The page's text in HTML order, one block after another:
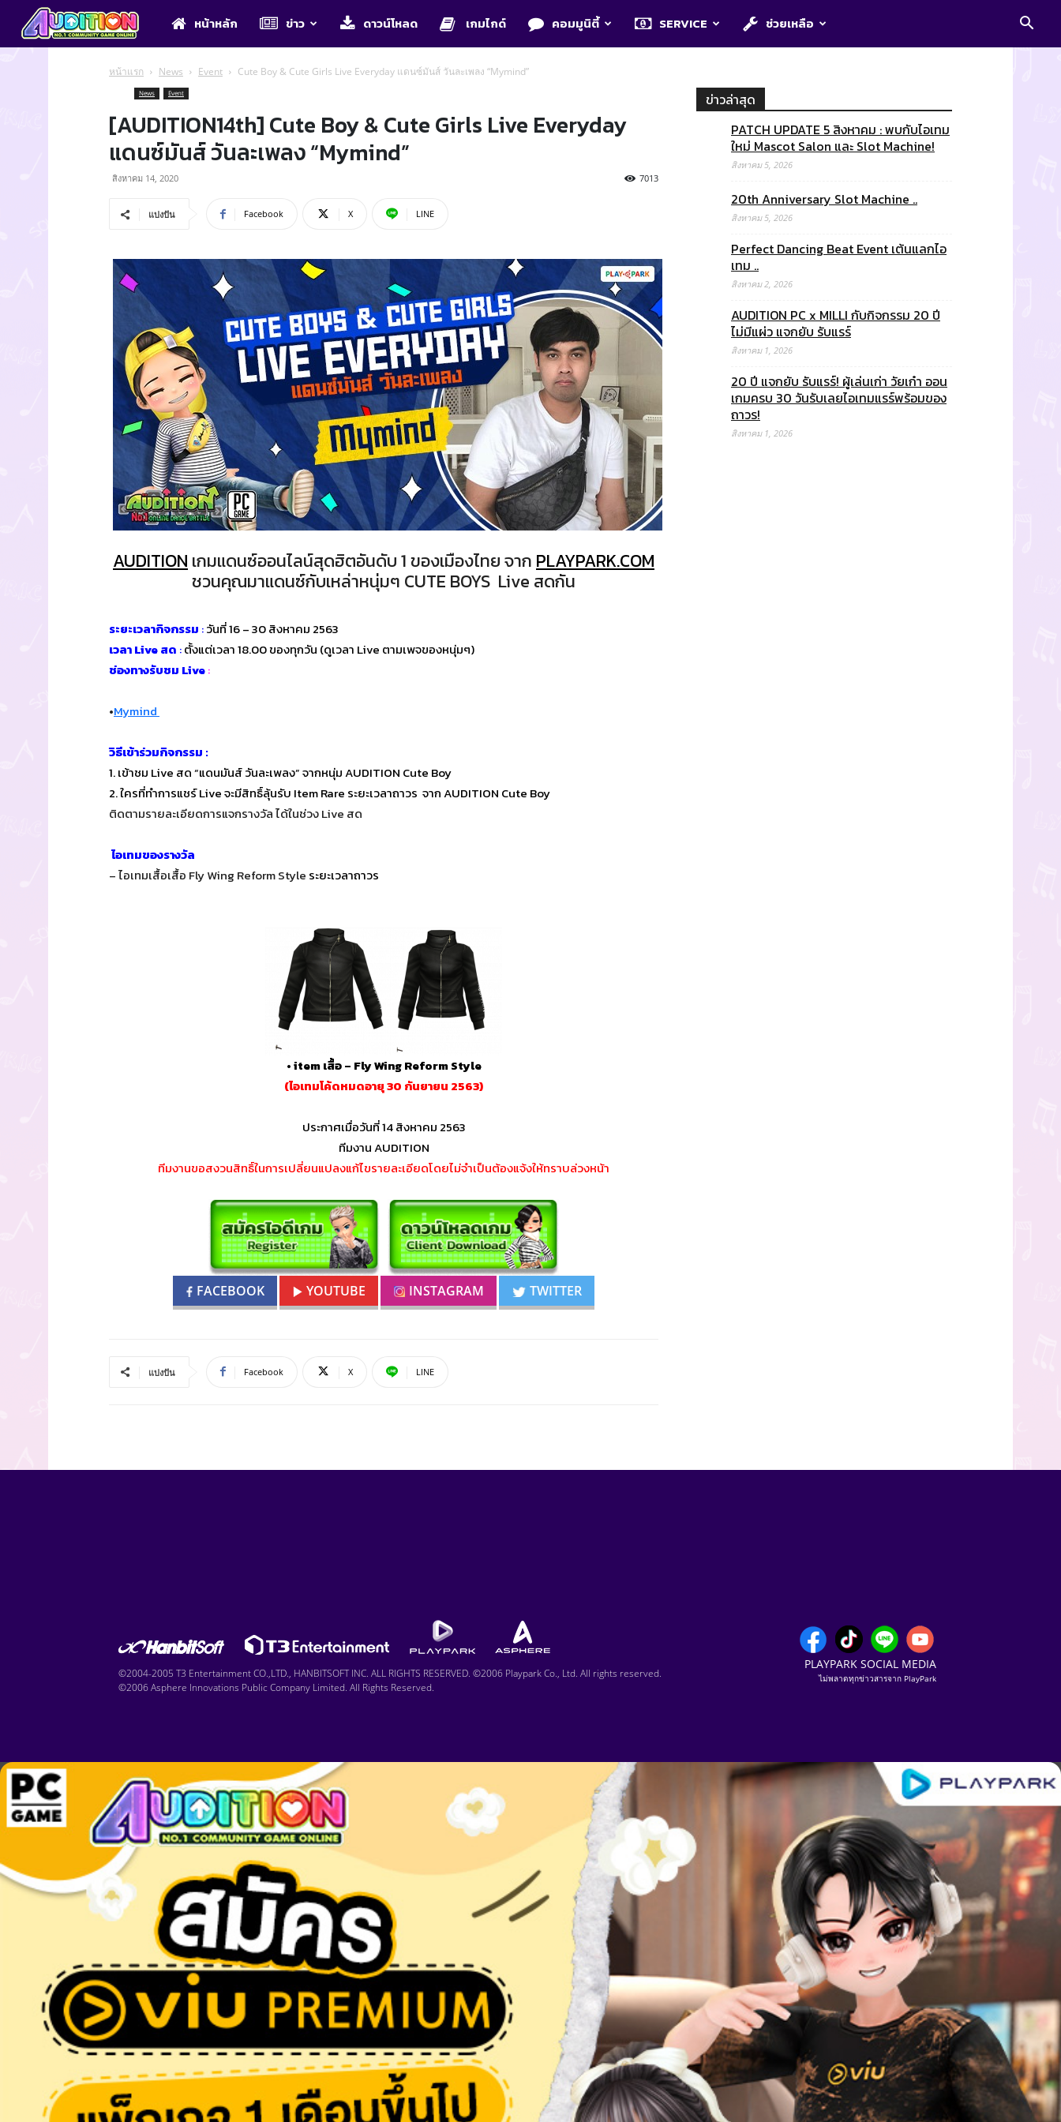
Auditionหน้าหลัก ข่าว ดาวน์โหลด เกมไกด์ คอมมูนิตี้ SERVICE ช่วยเหลือ
หน้าแรก News Event Cute Boy & Cute Girls Live Everyday แดนซ์มันส์ วันละเพลง “Mymind”
News Event
[AUDITION14th] Cute Boy & Cute Girls Live Everyday
แดนซ์มันส์ วันละเพลง “Mymind”
สิงหาคม 14, 2020 7013
แบ่งปัน Facebook X LINE
AUDITION เกมแดนซ์ออนไลน์สุดฮิตอันดับ 1 ของเมืองไทย จาก PLAYPARK.COM
ชวนคุณมาแดนซ์กับเหล่าหนุ่มๆ CUTE BOYS Live สดกัน
ระยะเวลากิจกรรม :วันที่ 16 – 30 สิงหาคม 2563
เวลา Live สด :ตั้งแต่เวลา 18.00 ของทุกวัน (ดูเวลา Live ตามเพจของหนุ่มๆ)
ช่องทางรับชม Live:
•Mymind
วิธีเข้าร่วมกิจกรรม :
1. เข้าชม Live สด “แดนมันส์ วันละเพลง” จากหนุ่ม AUDITION Cute Boy
2. ใครที่ทำการแชร์ Live จะมีสิทธิ์ลุ้นรับ Item Rare ระยะเวลาถาวร จาก AUDITION Cute Boy
ติดตามรายละเอียดการแจกรางวัล ได้ในช่วง Live สด
ไอเทมของรางวัล
– ไอเทมเสื้อเสื้อ Fly Wing Reform Style ระยะเวลาถาวร
• item เสื้อ – Fly Wing Reform Style
(ไอเทมโค้ดหมดอายุ 30 กันยายน 2563)
ประกาศเมื่อวันที่ 14 สิงหาคม 2563
ทีมงาน AUDITION
ทีมงานขอสงวนสิทธิ์ในการเปลี่ยนแปลงแก้ไขรายละเอียดโดยไม่จำเป็นต้องแจ้งให้ทราบล่วงหน้า
FACEBOOK YOUTUBE INSTAGRAM TWITTER
แบ่งปัน Facebook X LINE
ข่าวล่าสุด
PATCH UPDATE 5 สิงหาคม : พบกับไอเทม
ใหม่ Mascot Salon และ Slot Machine!
สิงหาคม 5, 2026
20th Anniversary Slot Machine ..
สิงหาคม 5, 2026
Perfect Dancing Beat Event เต้นแลกไอ
เทม ..
สิงหาคม 2, 2026
AUDITION PC x MILLI กับกิจกรรม 20 ปี
ไม่มีแผ่ว แจกยับ รับแรร์
สิงหาคม 1, 2026
20 ปี แจกยับ รับแรร์! ผู้เล่นเก่า วัยเก๋า ออน
เกมครบ 30 วันรับเลยไอเทมแรร์พร้อมของ
ถาวร!
สิงหาคม 1, 2026
PLAYPARK SOCIAL MEDIA
ไม่พลาดทุกข่าวสารจาก PlayPark
©2004-2005 T3 Entertainment CO.,LTD., HANBITSOFT INC. ALL RIGHTS RESERVED. ©2006 Playpark Co., Ltd. All rights reserved.
©2006 Asphere Innovations Public Company Limited. All Rights Reserved.